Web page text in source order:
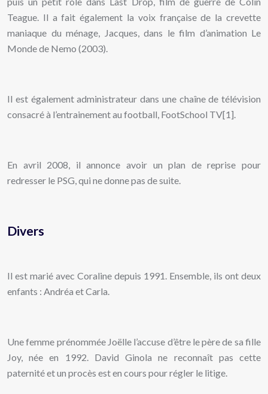
Teague. Il a fait également la voix française de la crevette
maniaque du ménage, Jacques, dans le film d’animation Le
Monde de Nemo (2003).
Il est également administrateur dans une chaîne de télévision
consacré à l’entrainement au football, FootSchool TV[1].
En avril 2008, il annonce avoir un plan de reprise pour
redresser le PSG, qui ne donne pas de suite.
Divers
Il est marié avec Coraline depuis 1991. Ensemble, ils ont deux
enfants : Andréa et Carla.
Une femme prénommée Joëlle l’accuse d’être le père de sa fille
Joy, née en 1992. David Ginola ne reconnaît pas cette
paternité et un procès est en cours pour régler le litige.